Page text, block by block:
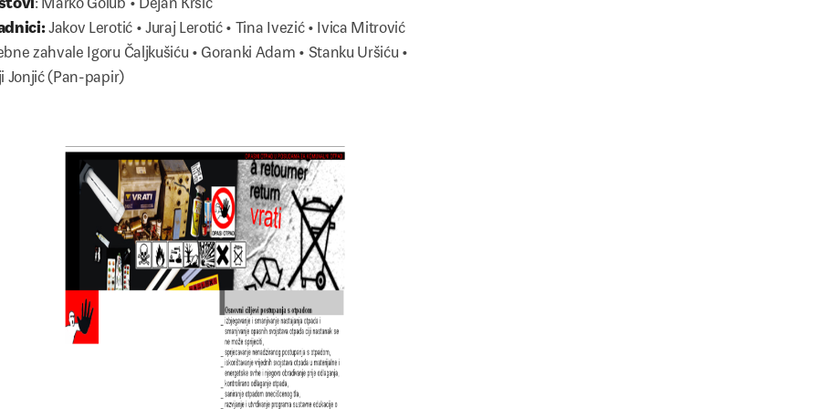
Jakov Lerotić • Juraj Lerotić • Tina Ivezić • Ivica Mitrović
zahvale Igoru Čaljkušiću • Goranki Adam • Stanku Uršiću •
Jonjić (Pan-papir)